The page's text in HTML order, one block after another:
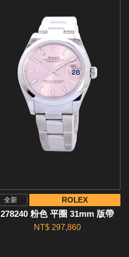
全新 ROLEX
278240 粉色 平圈 31mm 版帶
NT$ 297,860